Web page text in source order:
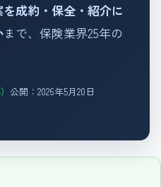
成約・保全・紹介に
まで、保険業界25年の
公開：2026年5月20日